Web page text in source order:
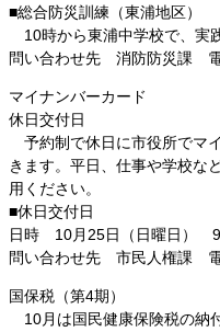
■総合防災訓練（東浦地区）
10時から東浦中学校で、実
問い合わせ先 消防防災課
マイナンバーカード
休日交付日
予約制で休日に市役所でマ
きます。平日、仕事や学校な
用ください。
■休日交付日
日時 10月25日（日曜日）
問い合わせ先 市民人権課
国保税（第4期）
10月は国民健康保険税の納